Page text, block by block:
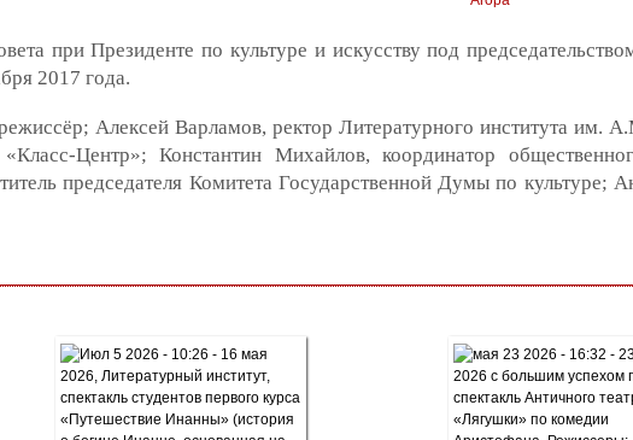
при Президенте по культуре и искусству под
2017 года.
Алексей Варламов, ректор Литературного института им.
Центр»; Константин Михайлов, координатор
председателя Комитета Государственной Думы по культуре;